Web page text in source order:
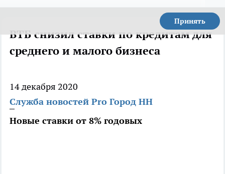
Принять
ВТБ снизил ставки по кредитам для
среднего и малого бизнеса
14 декабря 2020
Служба новостей Pro Город НН
Новые ставки от 8% годовых